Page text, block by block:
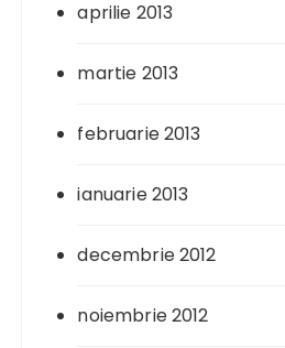
aprilie 2013
martie 2013
februarie 2013
ianuarie 2013
decembrie 2012
noiembrie 2012